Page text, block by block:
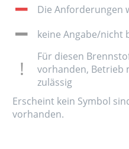
Die Anforderungen
keine Angabe/nicht
Für diesen
vorhanden, Betrieb
zulässig
Erscheint kein Symbol
vorhanden.